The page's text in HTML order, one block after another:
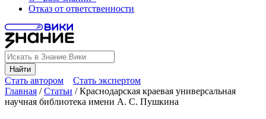
Отказ от ответственности
Найти
Стать автором
Стать экспертом
Главная /Статьи /Краснодарская краевая универсальная
научная библиотека имени А. С. Пушкина